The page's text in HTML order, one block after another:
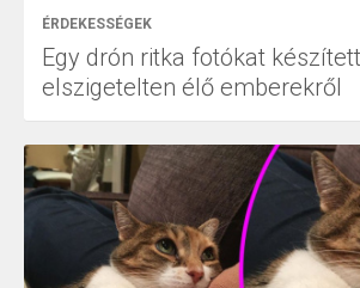
ÉRDEKESSÉGEK
Egy drón ritka fotókat
elszigetelten élő emberekről